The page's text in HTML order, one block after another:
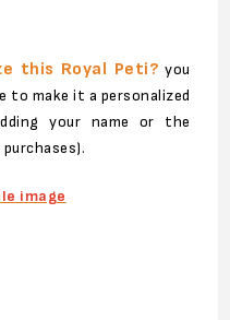
this Royal Peti? you
to make it a personalized
your name or the
image